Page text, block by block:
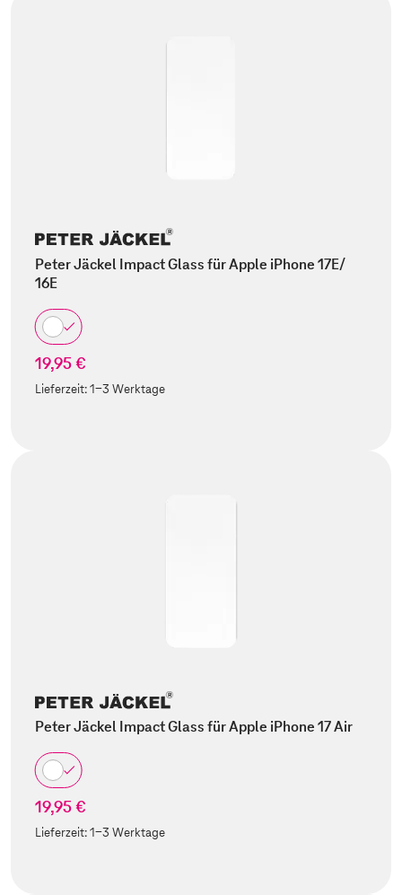
Peter Jäckel Impact Glass für Apple iPhone 17E/
16E
19,95 €
Lieferzeit:1-3 Werktage
Peter Jäckel Impact Glass für Apple iPhone 17 Air
19,95 €
Lieferzeit:1-3 Werktage